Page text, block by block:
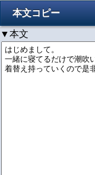
本文コピー
▼本文